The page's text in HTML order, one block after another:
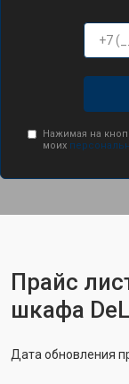
Нажимая на
моих
Прайс
шкафа
Дата обновления